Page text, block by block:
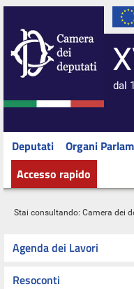
dal
Deputati Organi
Accesso rapido
Stai consultando: Camera dei
Agenda dei Lavori
Resoconti